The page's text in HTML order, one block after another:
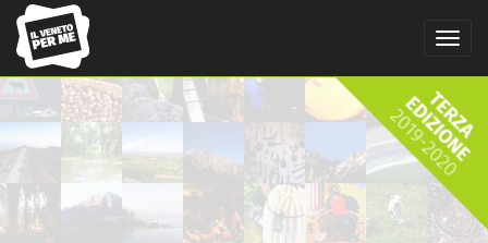
Salta
contenuto
principale